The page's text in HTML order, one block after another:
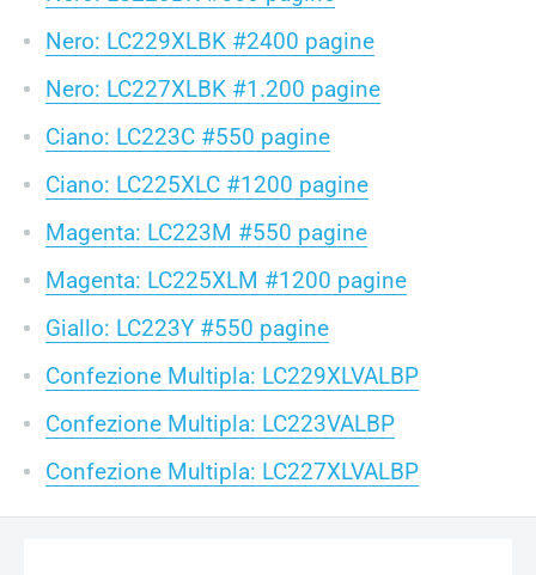
Nero: LC229XLBK #2400 pagine
Nero: LC227XLBK #1.200 pagine
Ciano: LC223C #550 pagine
Ciano: LC225XLC #1200 pagine
Magenta: LC223M #550 pagine
Magenta: LC225XLM #1200 pagine
Giallo: LC223Y #550 pagine
Confezione Multipla: LC229XLVALBP
Confezione Multipla: LC223VALBP
Confezione Multipla: LC227XLVALBP